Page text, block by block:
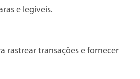
e legíveis.
rastrear transações e fornecer